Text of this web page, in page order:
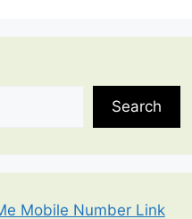
Search
Mobile Number Link